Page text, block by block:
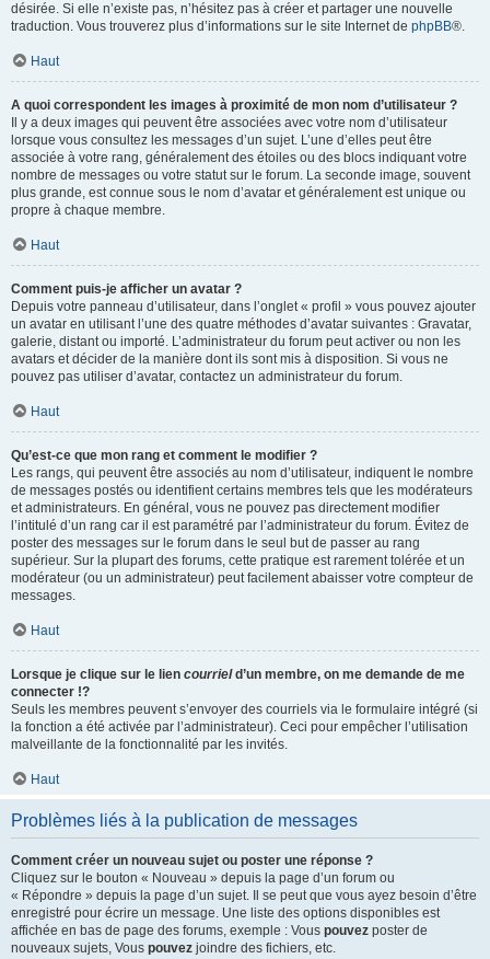
désirée. Si elle n’existe pas, n’hésitez pas à créer et partager une nouvelle
traduction. Vous trouverez plus d’informations sur le site Internet de phpBB®.
Haut
A quoi correspondent les images à proximité de mon nom d’utilisateur ?
Il y a deux images qui peuvent être associées avec votre nom d’utilisateur
lorsque vous consultez les messages d’un sujet. L’une d’elles peut être
associée à votre rang, généralement des étoiles ou des blocs indiquant votre
nombre de messages ou votre statut sur le forum. La seconde image, souvent
plus grande, est connue sous le nom d’avatar et généralement est unique ou
propre à chaque membre.
Haut
Comment puis-je afficher un avatar ?
Depuis votre panneau d’utilisateur, dans l’onglet « profil » vous pouvez ajouter
un avatar en utilisant l’une des quatre méthodes d’avatar suivantes : Gravatar,
galerie, distant ou importé. L’administrateur du forum peut activer ou non les
avatars et décider de la manière dont ils sont mis à disposition. Si vous ne
pouvez pas utiliser d’avatar, contactez un administrateur du forum.
Haut
Qu’est-ce que mon rang et comment le modifier ?
Les rangs, qui peuvent être associés au nom d’utilisateur, indiquent le nombre
de messages postés ou identifient certains membres tels que les modérateurs
et administrateurs. En général, vous ne pouvez pas directement modifier
l’intitulé d’un rang car il est paramétré par l’administrateur du forum. Évitez de
poster des messages sur le forum dans le seul but de passer au rang
supérieur. Sur la plupart des forums, cette pratique est rarement tolérée et un
modérateur (ou un administrateur) peut facilement abaisser votre compteur de
messages.
Haut
Lorsque je clique sur le lien courrield’un membre, on me demande de me
connecter !?
Seuls les membres peuvent s’envoyer des courriels via le formulaire intégré (si
la fonction a été activée par l’administrateur). Ceci pour empêcher l’utilisation
malveillante de la fonctionnalité par les invités.
Haut
Problèmes liés à la publication de messages
Comment créer un nouveau sujet ou poster une réponse ?
Cliquez sur le bouton « Nouveau » depuis la page d’un forum ou
« Répondre » depuis la page d’un sujet. Il se peut que vous ayez besoin d’être
enregistré pour écrire un message. Une liste des options disponibles est
affichée en bas de page des forums, exemple : Vous pouvez poster de
nouveaux sujets, Vous pouvez joindre des fichiers, etc.